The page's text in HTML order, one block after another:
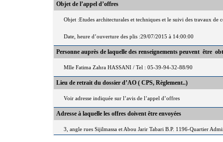
Objet de l’appel d’offres
Objet :Etudes architecturales et techniques et le suivi des travaux
Date, heure d’ouverture des plis :29/07/2015 à 14:00:00
Personne auprès de laquelle des renseignements peuvent être
Mlle Fatima Zahra HASSANI / Tel : 05-39-94-32-88/90
Lieu de retrait du dossier d’AO ( CPS, Règlement..)
Voir adresse indiquée sur l’avis de l’appel d’offres
Adresse à laquelle les offres doivent être envoyées
3, angle rues Sijilmassa et Abou Jarir Tabari B.P. 1196-Quartier